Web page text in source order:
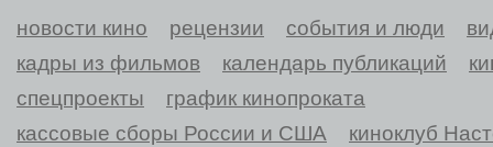
новости кино рецензии события и люди
кадры из фильмов
календарь публикаций
спецпроекты
график кинопроката
кассовые сборы России и США
киноклуб